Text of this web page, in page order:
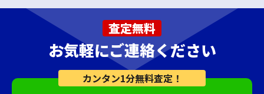
査定無料
お気軽にご連絡ください
カンタン1分無料査定！